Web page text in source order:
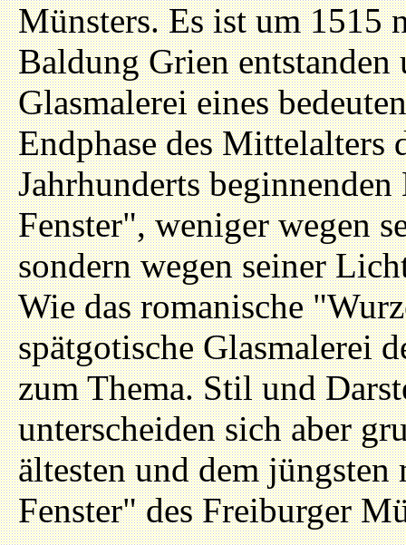
Münsters. Es ist um 1515
Baldung Grien
Glasmalerei eines
Endphase des Mittelalters
Jahrhunderts
Fenster", weniger wegen
sondern wegen seiner
Wie das romanische
spätgotische Glasmalerei
zum Thema. Stil und
unterscheiden sich aber
ältesten und dem
Fenster" des Freiburger